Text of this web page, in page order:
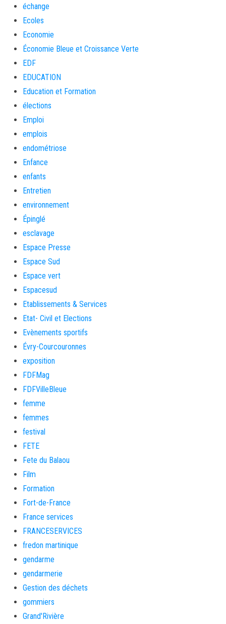
échange
Ecoles
Economie
Économie Bleue et Croissance Verte
EDF
EDUCATION
Education et Formation
élections
Emploi
emplois
endométriose
Enfance
enfants
Entretien
environnement
Épinglé
esclavage
Espace Presse
Espace Sud
Espace vert
Espacesud
Etablissements & Services
Etat- Civil et Elections
Evènements sportifs
Évry-Courcouronnes
exposition
FDFMag
FDFVilleBleue
femme
femmes
festival
FETE
Fete du Balaou
Film
Formation
Fort-de-France
France services
FRANCESERVICES
fredon martinique
gendarme
gendarmerie
Gestion des déchets
gommiers
Grand'Rivière